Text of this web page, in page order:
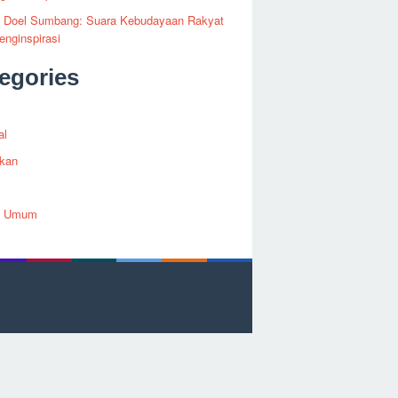
Sumbang: Suara Kebudayaan Rakyat